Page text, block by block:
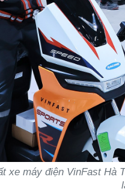
xe máy điện VinFast Hà